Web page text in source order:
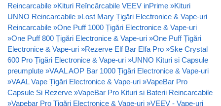
Reincarcabile »Kituri Reîncărcabile VEEV inPrime »Kituri
UNNO Reincarcabile »Lost Mary Țigări Electronice & Vape-uri
Reincarcabile »One Puff 1000 Țigări Electronice & Vape-uri
»One Puff 800 Țigări Electronice & Vape-uri »One Puff Țigări
Electronice & Vape-uri »Rezerve Elf Bar Elfa Pro »Ske Crystal
600 Pro Țigări Electronice & Vape-uri »UNNO Kituri si Capsule
preumplute »VAAL AOP Bar 1000 Țigări Electronice & Vape-uri
»VAAL Vape Țigări Electronice & Vape-uri »VapeBar Pro
Capsule Si Rezerve »VapeBar Pro Kituri si Baterii Reincarcabile
»Vapebar Pro Țigări Electronice & Vape-uri »VEEV - Vape-uri